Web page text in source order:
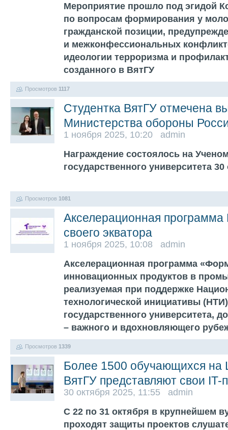
Мероприятие прошло под эгидой
по вопросам формирования у
гражданской позиции,
и межконфессиональных
идеологии терроризма и
созданного в ВятГУ
Просмотров 1117
Студентка ВятГУ отмечена
Министерства обороны
1 ноября 2025, 10:20 admin
Награждение состоялось на
государственного университета
Просмотров 1081
Акселерационная программа
своего экватора
1 ноября 2025, 10:08 admin
Акселерационная программа
инновационных продуктов в
реализуемая при поддержке
технологической инициативы
государственного университета,
– важного и вдохновляющего
Просмотров 1339
Более 1500 обучающихся
ВятГУ представляют свои IT-
30 октября 2025, 11:55 admin
С 22 по 31 октября в крупнейшем
проходят защиты проектов